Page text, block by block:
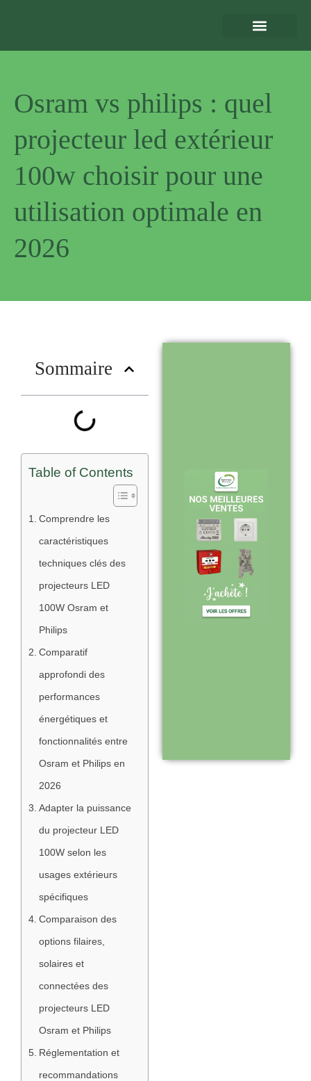
Osram vs philips : quel
projecteur led extérieur
100w choisir pour une
utilisation optimale en
2026
Sommaire
Table of Contents
Comprendre les
caractéristiques
techniques clés des
projecteurs LED
100W Osram et
Philips
Comparatif
approfondi des
performances
énergétiques et
fonctionnalités entre
Osram et Philips en
2026
Adapter la puissance
du projecteur LED
100W selon les
usages extérieurs
spécifiques
Comparaison des
options filaires,
solaires et
connectées des
projecteurs LED
Osram et Philips
Réglementation et
recommandations
Expédition sous
24-48h :
livraison rapide
après validation
de commande